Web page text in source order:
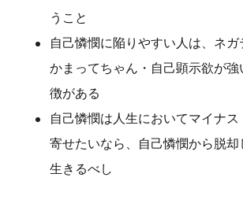
うこと
自己憐憫に陥りやすい人は、ネガ
かまってちゃん・自己顕示欲が強
徴がある
自己憐憫は人生においてマイナス
寄せたいなら、自己憐憫から脱却
生きるべし